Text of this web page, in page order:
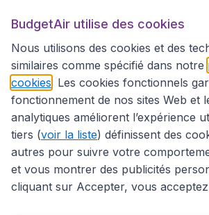
Sites internationaux
Déclaration d’accessibilité
BudgetAir utilise des cookies
Nous utilisons des cookies et des
similaires comme spécifié dans notre
cookies . Les cookies fonctionnels
fonctionnement de nos sites Web et
analytiques améliorent l’expérience
tiers (voir la liste) définissent des
autres pour suivre votre
et vous montrer des publicités
cliquant sur Accepter, vous